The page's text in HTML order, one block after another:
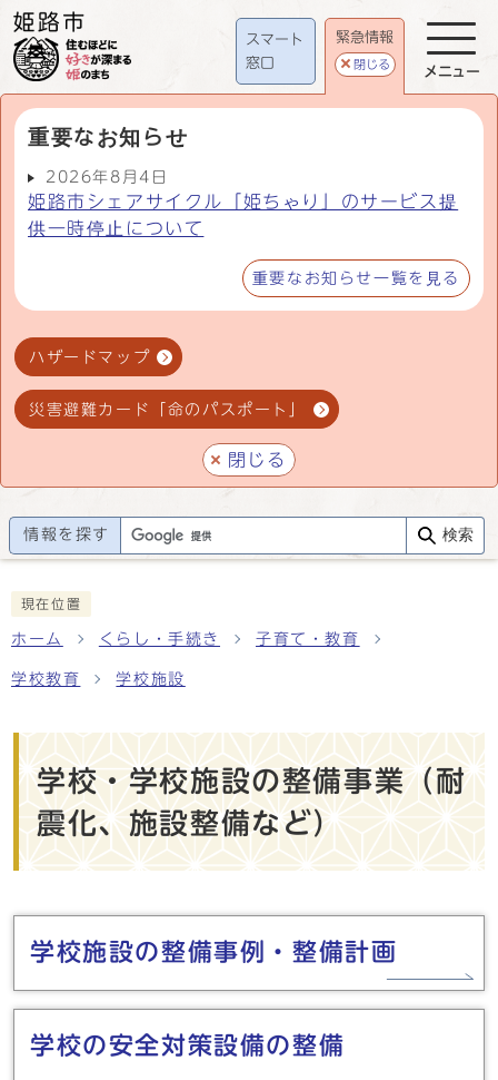
スマート
窓口
緊急情報
閉じる
重要なお知らせ
2026年8月4日
姫路市シェアサイクル「姫ちゃり」のサービス提
供一時停止について
重要なお知らせ一覧を見る
ハザードマップ
災害避難カード「命のパスポート」
閉じる
メニュー
情報を探す 検索
現在位置
ホーム くらし・手続き 子育て・教育
学校教育 学校施設
学校・学校施設の整備事業（耐
震化、施設整備など）
メインメニュー
学校施設の整備事例・整備計画
学校の安全対策設備の整備